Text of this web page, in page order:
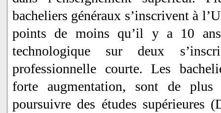
bacheliers généraux s’inscrivent à
points de moins qu’il y a 10
technologique sur deux
professionnelle courte. Les
forte augmentation, sont de
poursuivre des études supérieures